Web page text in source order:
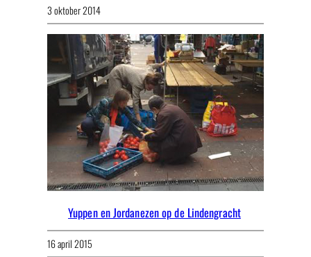
3 oktober 2014
Yuppen en Jordanezen op de Lindengracht
16 april 2015